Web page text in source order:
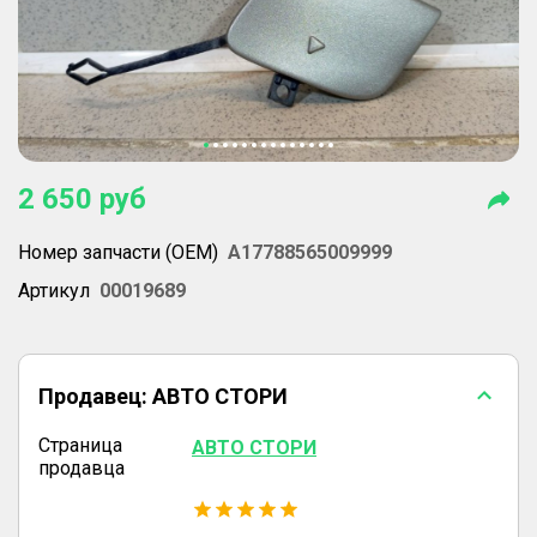
2 650 руб
Номер запчасти (OEM) A17788565009999
Артикул 00019689
Продавец: АВТО СТОРИ
Страница
продавца
АВТО СТОРИ